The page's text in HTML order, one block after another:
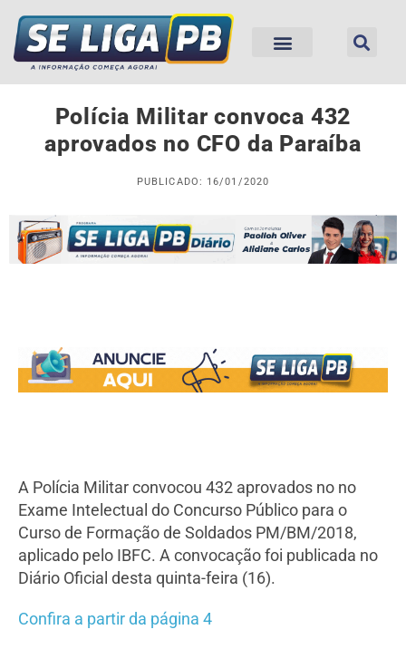
Polícia Militar convoca 432
aprovados no CFO da Paraíba
PUBLICADO: 16/01/2020
A Polícia Militar convocou 432 aprovados no no
Exame Intelectual do Concurso Público para o
Curso de Formação de Soldados PM/BM/2018,
aplicado pelo IBFC. A convocação foi publicada no
Diário Oficial desta quinta-feira (16).
Confira a partir da página 4